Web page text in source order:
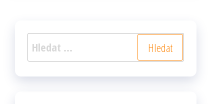
Vyhledávání